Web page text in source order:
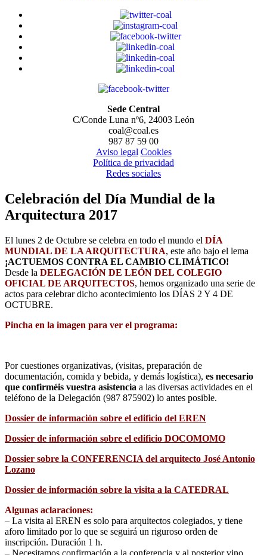
Sede Central
C/Conde Luna nº6, 24003 León
coal@coal.es
987 87 59 00
Aviso legal Cookies
Política de privacidad
Redes sociales
Celebración del Día Mundial de la
Arquitectura 2017
El lunes 2 de Octubre se celebra en todo el mundo el DÍA
MUNDIAL DE LA ARQUITECTURA, este año bajo el lema
¡ACTUEMOS CONTRA EL CAMBIO CLIMÁTICO!
Desde la DELEGACIÓN DE LEÓN DEL COLEGIO
OFICIAL DE ARQUITECTOS, hemos organizado una serie de
actos para celebrar dicho acontecimiento los DÍAS 2 Y 4 DE
OCTUBRE.
Pincha en la imagen para ver el programa:
Por cuestiones organizativas, (visitas, preparación de
documentación, comida y bebida, y demás logística), es necesario
que confirméis vuestra asistencia a las diversas actividades en el
teléfono de la Delegación (987 875902) lo antes posible.
Dossier de información sobre el edificio del EREN
Dossier de información sobre el edificio DOCOMOMO
Dossier sobre la CONFERENCIA del arquitecto José Antonio
Lozano
Dossier de información sobre la visita a la CATEDRAL
Algunas aclaraciones:
– La visita al EREN es solo para arquitectos colegiados, y tiene
aforo limitado por lo que se seguirá un riguroso orden de
inscripción. Duración 1 h.
– Necesitamos confirmación a la conferencia y al posterior vino